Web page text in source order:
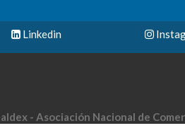
Linkedin
- Asociación Nacional de